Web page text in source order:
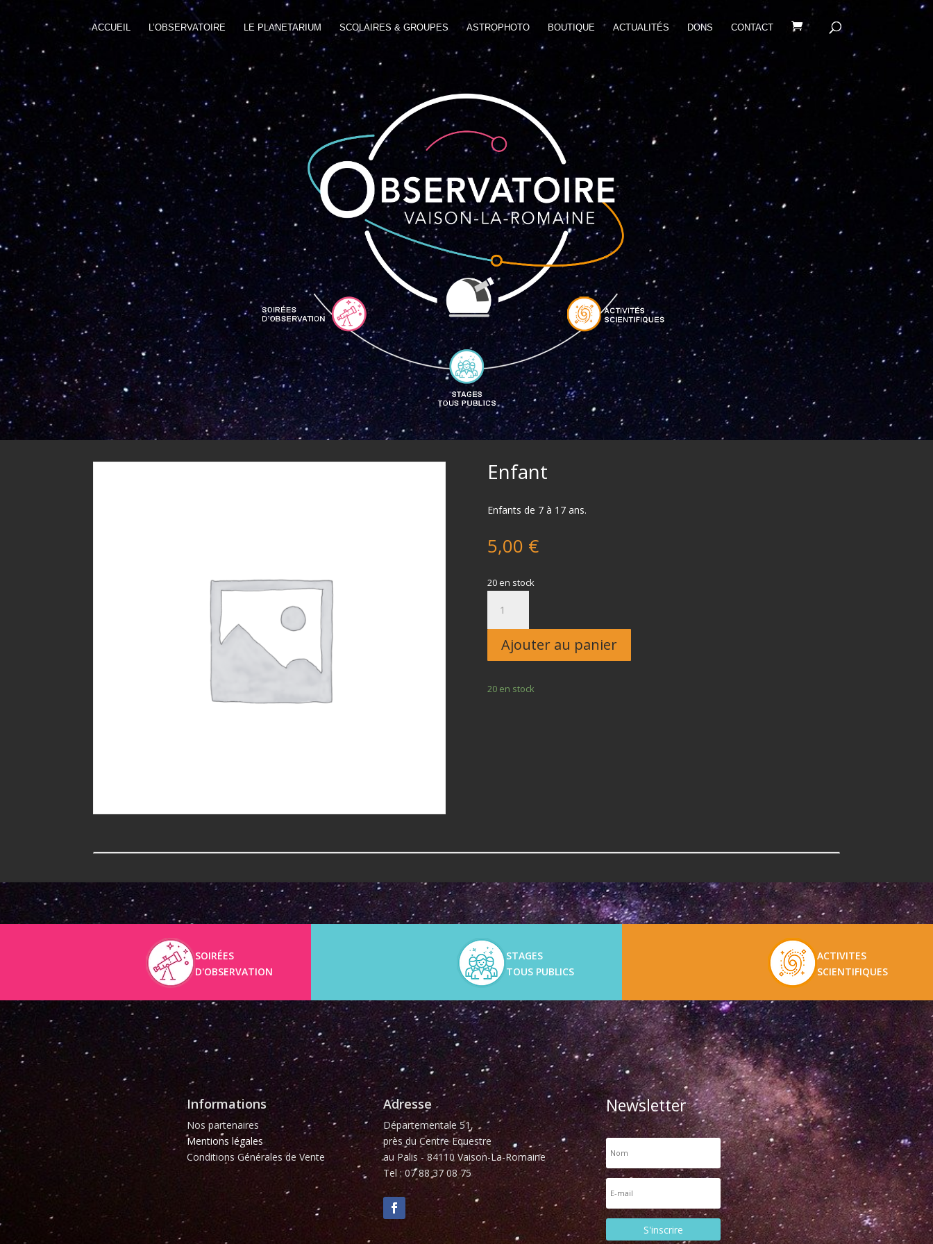
ACCUEIL L’OBSERVATOIRE LE PLANETARIUM SCOLAIRES & GROUPES ASTROPHOTO BOUTIQUE ACTUALITÉS DONS CONTACT
Enfant
Enfants de 7 à 17 ans.
5,00 €
20 en stock
Enfant
Ajouter au panier
20 en stock
SOIRÉES
D'OBSERVATION
STAGES
TOUS PUBLICS
ACTIVITES
SCIENTIFIQUES
Informations
Nos partenaires
Mentions légales
Conditions Générales de Vente
Adresse
Départementale 51,
près du Centre Equestre
au Palis - 84110 Vaison-La-Romaine
Tel : 07 88 37 08 75
Newsletter
S'inscrire